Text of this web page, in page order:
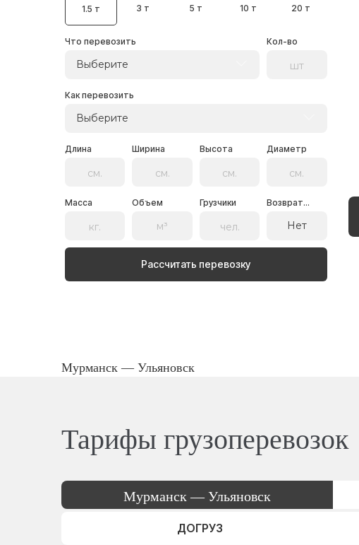
1.5 т 3 т 5 т 10 т 20 т
Что перевозить
Выберите
Кол-во
Как перевозить
Выберите
Длина Ширина Высота Диаметр
Масса Объем Грузчики Возврат...
Нет
Рассчитать перевозку
Мурманск — Ульяновск
Тарифы грузоперевозок
Мурманск — Ульяновск
ДОГРУЗ